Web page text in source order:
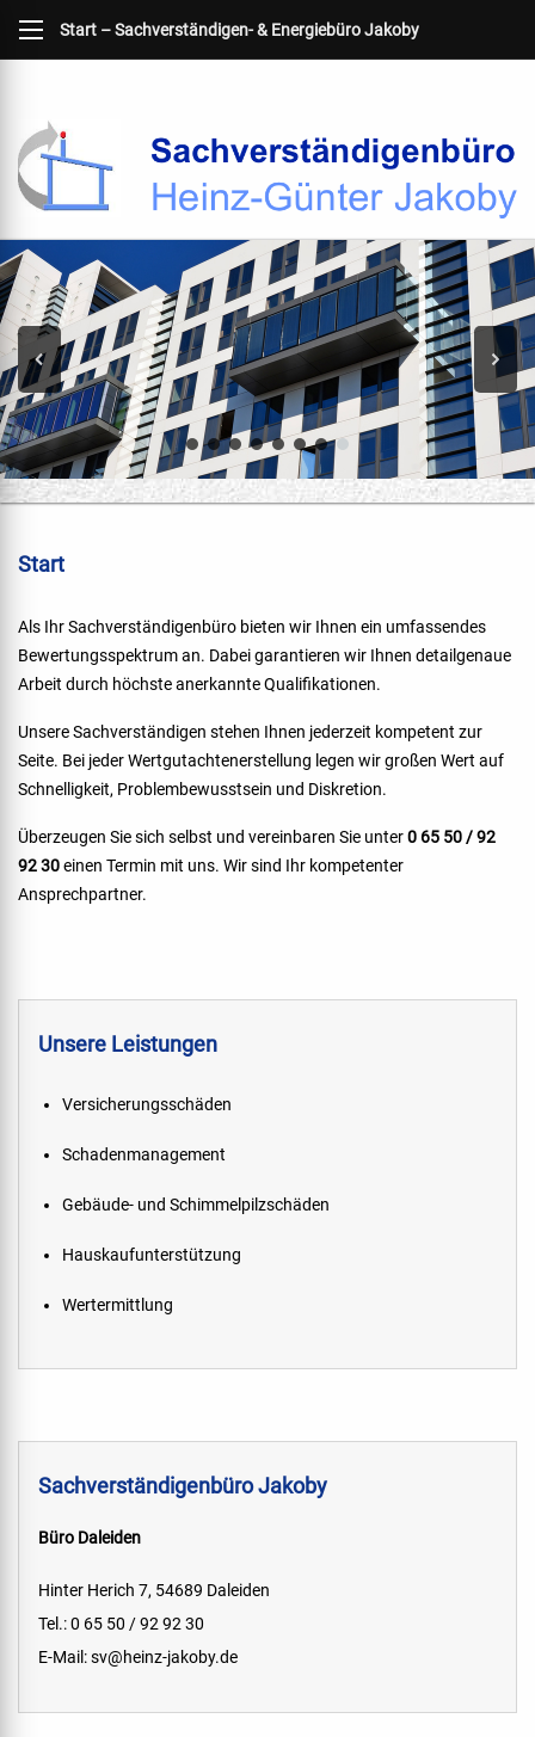
Start – Sachverständigen- & Energiebüro Jakoby
Start
Als Ihr Sachverständigenbüro bieten wir Ihnen ein umfassendes
Bewertungsspektrum an. Dabei garantieren wir Ihnen detailgenaue
Arbeit durch höchste anerkannte Qualifikationen.
Unsere Sachverständigen stehen Ihnen jederzeit kompetent zur
Seite. Bei jeder Wertgutachtenerstellung legen wir großen Wert auf
Schnelligkeit, Problembewusstsein und Diskretion.
Überzeugen Sie sich selbst und vereinbaren Sie unter0 65 50 / 92
92 30einen Termin mit uns. Wir sind Ihr kompetenter
Ansprechpartner.
Unsere Leistungen
Versicherungsschäden
Schadenmanagement
Gebäude- und Schimmelpilzschäden
Hauskaufunterstützung
Wertermittlung
Sachverständigenbüro Jakoby
Büro Daleiden
Hinter Herich 7, 54689 Daleiden
Tel.: 0 65 50 / 92 92 30
E-Mail:sv@heinz-jakoby.de